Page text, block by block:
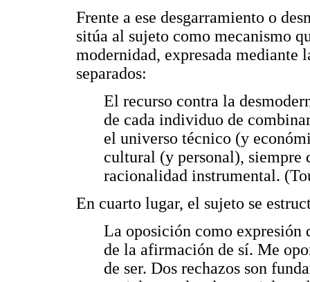
Frente a ese desgarramiento o
sitúa al sujeto como mecanismo
modernidad, expresada mediante
separados:
El recurso contra la
de cada individuo de
el universo técnico (y
cultural (y personal), siempre
racionalidad instrumental.
En cuarto lugar, el sujeto se
La oposición como expresión
de la afirmación de sí. Me
de ser. Dos rechazos son